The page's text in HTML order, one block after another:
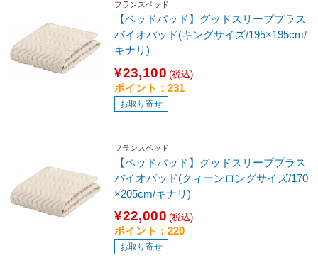
フランスベッド
【ベッドパッド】グッドスリーププラス
バイオパッド(キングサイズ/195×195cm/
キナリ)
¥23,100 (税込)
ポイント：231
お取り寄せ
フランスベッド
【ベッドパッド】グッドスリーププラス
バイオパッド(クィーンロングサイズ/170
×205cm/キナリ)
¥22,000 (税込)
ポイント：220
お取り寄せ